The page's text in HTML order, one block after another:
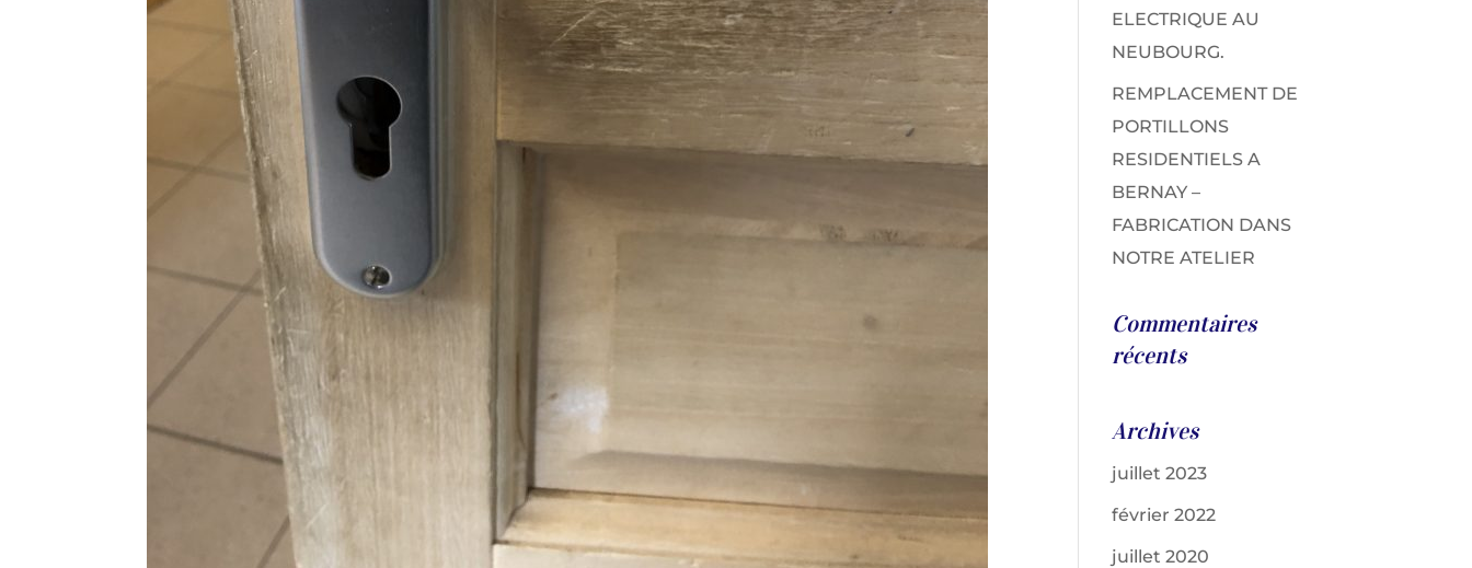
ELECTRIQUE AU
NEUBOURG.
REMPLACEMENT DE
PORTILLONS
RESIDENTIELS A
BERNAY –
FABRICATION DANS
NOTRE ATELIER
Commentaires
récents
Archives
juillet 2023
février 2022
juillet 2020